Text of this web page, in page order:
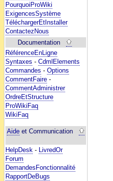
PourquoiProWiki
ExigencesSystème
TéléchargerEtInstaller
ContactezNous
Documentation
RéférenceEnLigne
Syntaxes - CdmlElements
Commandes - Options
CommentFaire -
CommentAdministrer
OrdreEtStructure
ProWikiFaq
WikiFaq
Aide et Communication
HelpDesk - LivredOr
Forum
DemandesFonctionnalité
RapportDeBugs